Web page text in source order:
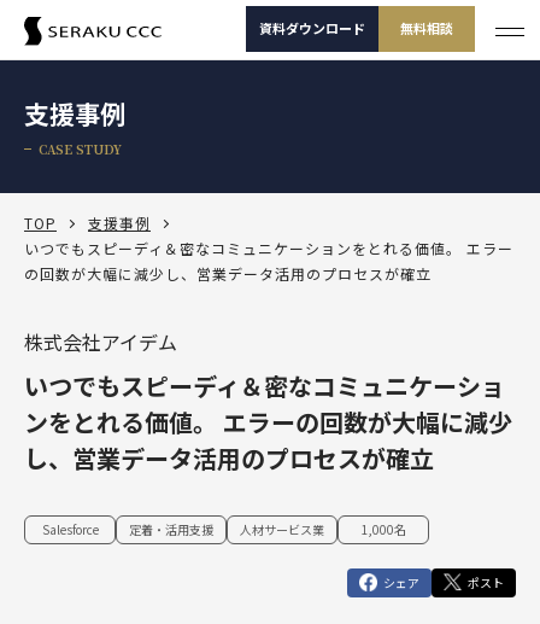
資料ダウンロード 無料相談
サービス一覧
Salesforce活用診断
-30秒でかんたん診断-
サービスから選
製品から選ぶ 課題から選ぶ
ビス
サービス一覧
サービスから選ぶ
セールスコンサルティング支援
Salesforce
ダッシュボードワークショップ
カスタマージャーニーワークショップ
俯瞰図ワークショップ
定着・運用支援（常駐・リモート）
Salesforce
Tableau
Marketing Cloud
その他サービス
BtoBマーケティング支援
HubSpot
製品から選ぶ
Salesforce
定着・活用支援
運用(常駐・リモート)支援
セールスコンサルティング支援
Tableau
定着・活用支援
人材育成パッケージ
Account Engagement（旧 Pardot）
定着・活用支援
Marketing Cloud
課題から選ぶ
よくある課題
Salesforceを導入したけどうまく使えていない
Salesforce定着・活用支援
Tableauを活用できる人材を増やしたい
支援事例
セミナー
コラム
お役立ち資料
選ばれる理由
支援事例
CASE STUDY
TOP
支援事例
いつでもスピーディ＆密なコミュニケーションをとれる価値。 エラー
の回数が大幅に減少し、営業データ活用のプロセスが確立
株式会社アイデム
いつでもスピーディ＆密なコミュニケーショ
ンをとれる価値。 エラーの回数が大幅に減少
し、営業データ活用のプロセスが確立
Salesforce 定着・活用支援 人材サービス業 1,000名
シェア ポスト